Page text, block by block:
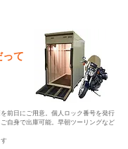
って
前日にご用意。個人ロック番号を発行
自身で出庫可能。早朝ツーリングなど